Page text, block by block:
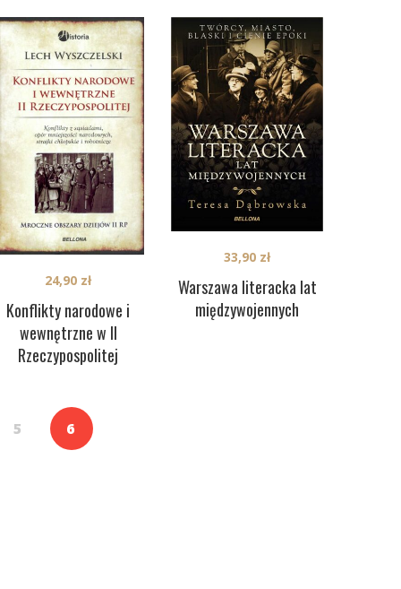
Konflikty narodowe i
wewnętrzne w II
Rzeczypospolitej
24,90 zł
Warszawa literacka lat
międzywojennych
33,90 zł
5 6